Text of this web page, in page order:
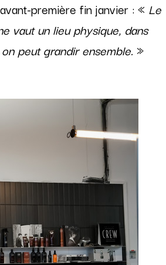
première fin janvier : « Le
vaut un lieu physique, dans
peut grandir ensemble. »